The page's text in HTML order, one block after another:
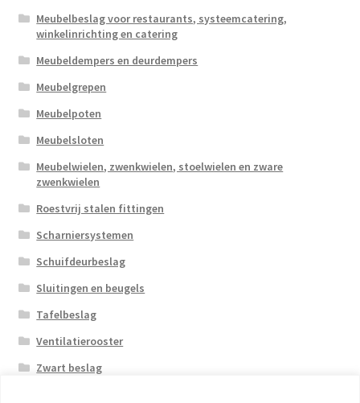
Meubelbeslag voor restaurants, systeemcatering,
winkelinrichting en catering
Meubeldempers en deurdempers
Meubelgrepen
Meubelpoten
Meubelsloten
Meubelwielen, zwenkwielen, stoelwielen en zware
zwenkwielen
Roestvrij stalen fittingen
Scharniersystemen
Schuifdeurbeslag
Sluitingen en beugels
Tafelbeslag
Ventilatierooster
Zwart beslag